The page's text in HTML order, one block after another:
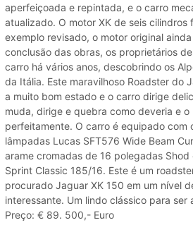
aperfeiçoada e repintada, e o carro
atualizado. O motor XK de seis cilindros
exemplo revisado, o motor original
conclusão das obras, os proprietários
carro há vários anos, descobrindo os
da Itália. Este maravilhoso Roadster do
a muito bom estado e o carro dirige
muda, dirige e quebra como deveria e o
perfeitamente. O carro é equipado com
lâmpadas Lucas SFT576 Wide Beam
arame cromadas de 16 polegadas
Sprint Classic 185/16. Este é um
procurado Jaguar XK 150 em um nível
interessante. Um lindo clássico para ser
Preço: € 89. 500,- Euro